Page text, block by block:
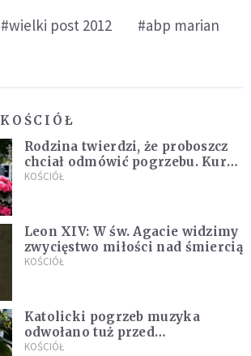
#wielki post 2012
#abp marian
KOŚCIÓŁ
Rodzina twierdzi, że proboszcz
chciał odmówić pogrzebu. Kuria
zapowiada wyjaśnienia
KOŚCIÓŁ
Leon XIV: W św. Agacie widzimy
zwycięstwo miłości nad śmiercią
KOŚCIÓŁ
Katolicki pogrzeb muzyka
odwołano tuż przed
uroczystością. Powodem była
KOŚCIÓŁ